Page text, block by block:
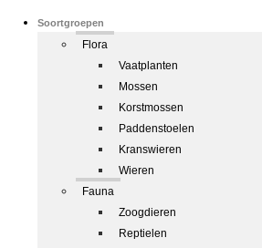
Soortgroepen
Flora
Vaatplanten
Mossen
Korstmossen
Paddenstoelen
Kranswieren
Wieren
Fauna
Zoogdieren
Reptielen